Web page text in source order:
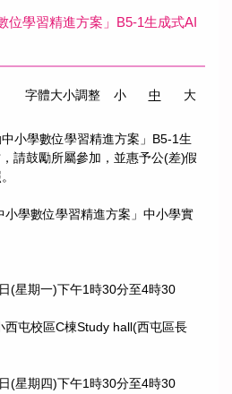
位學習精進方案」B5-1生成式AI
字體大小調整 小 中
大
小學數位學習精進方案」B5-1生
請鼓勵所屬參加，並惠予公(差)假
學數位學習精進方案」中小學實
(星期一)下午1時30分至4時30
西屯校區C棟Study hall(西屯區長
(星期四)下午1時30分至4時30